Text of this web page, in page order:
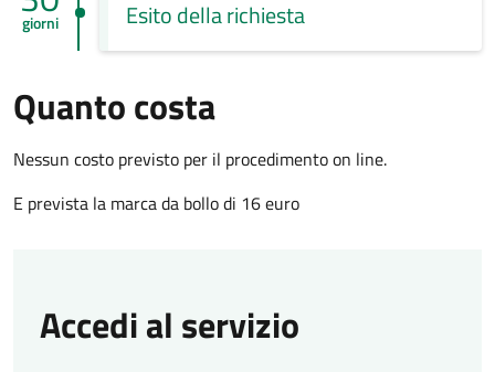
giorni Esito della richiesta
Quanto costa
Nessun costo previsto per il procedimento on line.
E prevista la marca da bollo di 16 euro
Accedi al servizio